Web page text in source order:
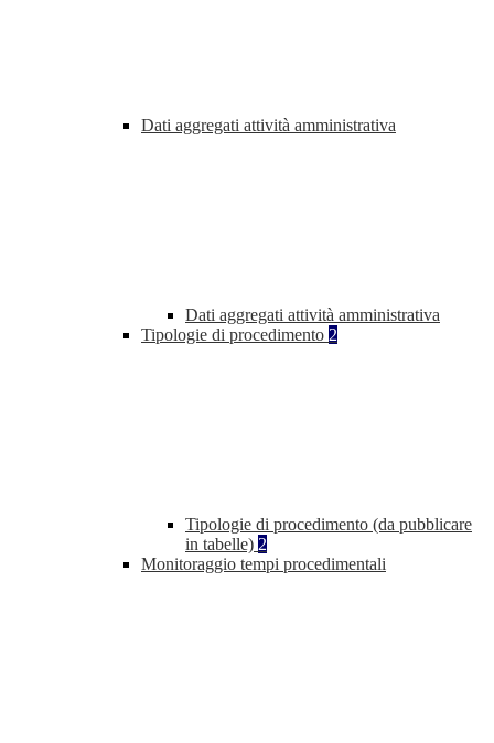
Dati aggregati attività amministrativa
Dati aggregati attività amministrativa
Tipologie di procedimento 2
Tipologie di procedimento (da pubblicare
in tabelle) 2
Monitoraggio tempi procedimentali